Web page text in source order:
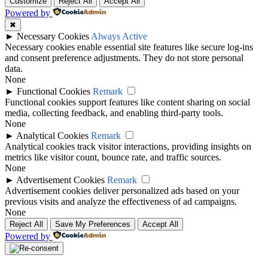
Powered by
✖
► Necessary Cookies Always Active
Necessary cookies enable essential site features like secure log-ins
and consent preference adjustments. They do not store personal
data.
None
► Functional Cookies Remark
Functional cookies support features like content sharing on social
media, collecting feedback, and enabling third-party tools.
None
► Analytical Cookies Remark
Analytical cookies track visitor interactions, providing insights on
metrics like visitor count, bounce rate, and traffic sources.
None
► Advertisement Cookies Remark
Advertisement cookies deliver personalized ads based on your
previous visits and analyze the effectiveness of ad campaigns.
None
Reject All Save My Preferences Accept All
Powered by